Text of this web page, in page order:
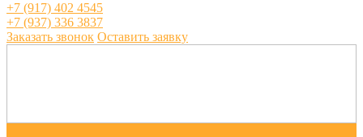
+7 (917) 402 4545
+7 (937) 336 3837
Заказать звонок Оставить заявку